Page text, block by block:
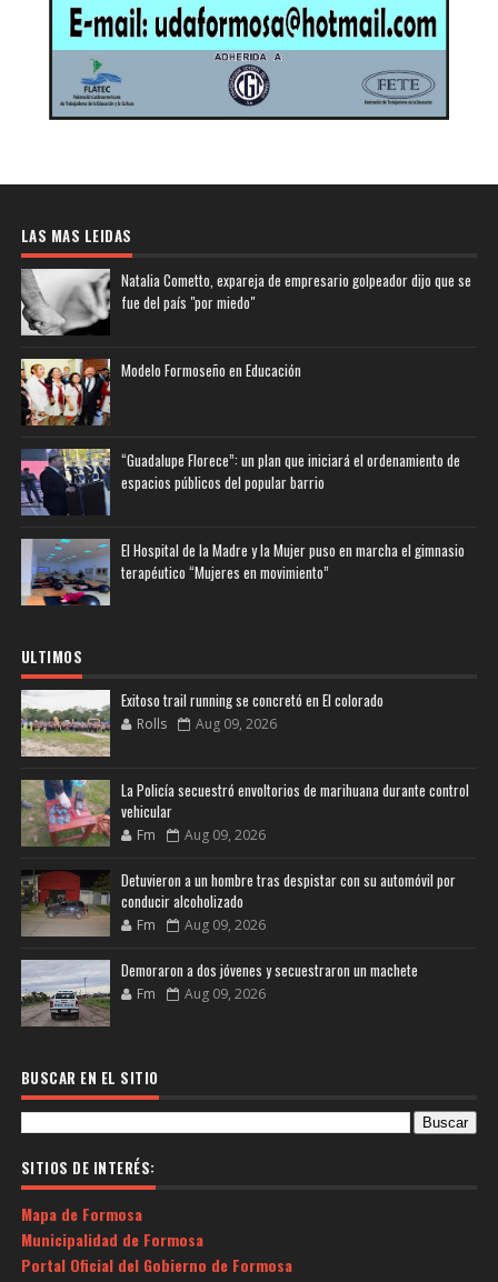
LAS MAS LEIDAS
Natalia Cometto, expareja de empresario golpeador dijo que se
fue del país "por miedo"
Modelo Formoseño en Educación
“Guadalupe Florece”: un plan que iniciará el ordenamiento de
espacios públicos del popular barrio
El Hospital de la Madre y la Mujer puso en marcha el gimnasio
terapéutico “Mujeres en movimiento”
ULTIMOS
Exitoso trail running se concretó en El colorado
Rolls Aug 09, 2026
La Policía secuestró envoltorios de marihuana durante control
vehicular
Fm Aug 09, 2026
Detuvieron a un hombre tras despistar con su automóvil por
conducir alcoholizado
Fm Aug 09, 2026
Demoraron a dos jóvenes y secuestraron un machete
Fm Aug 09, 2026
BUSCAR EN EL SITIO
SITIOS DE INTERÉS:
Mapa de Formosa
Municipalidad de Formosa
Portal Oficial del Gobierno de Formosa